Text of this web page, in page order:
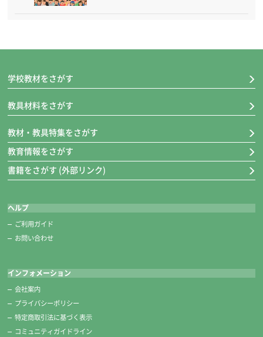
学校教材をさがす
教具材料をさがす
教材・教具特集をさがす
教育情報をさがす
書籍をさがす (外部リンク)
ヘルプ
ご利用ガイド
お問い合わせ
インフォメーション
会社案内
プライバシーポリシー
特定商取引法に基づく表示
コミュニティガイドライン